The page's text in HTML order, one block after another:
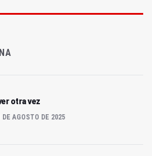
otra vez
DE AGOSTO DE 2025